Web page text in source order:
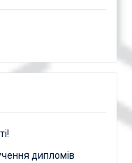
дипломів